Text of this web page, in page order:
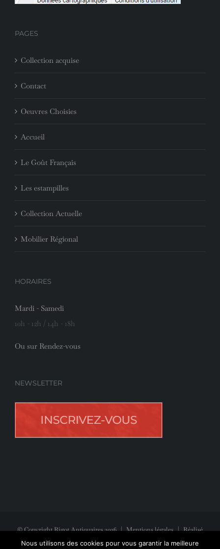
PAGES
Collection acquise
Contact
Oeuvres Choisies
Accueil
Le Goût Français
Les estampilles
Collection Actuelle
Mobilier Régional
HORAIRES
Mardi - Samedi
10h - 12h / 14h - 18h
Ou sur Rendez-vous
NEWSLETTER
© Copyright Rigot Antiquaires2026|Mentions légales| Réalisé
avec la participation deJeff Concept
Nous utilisons des cookies pour vous garantir la meilleure